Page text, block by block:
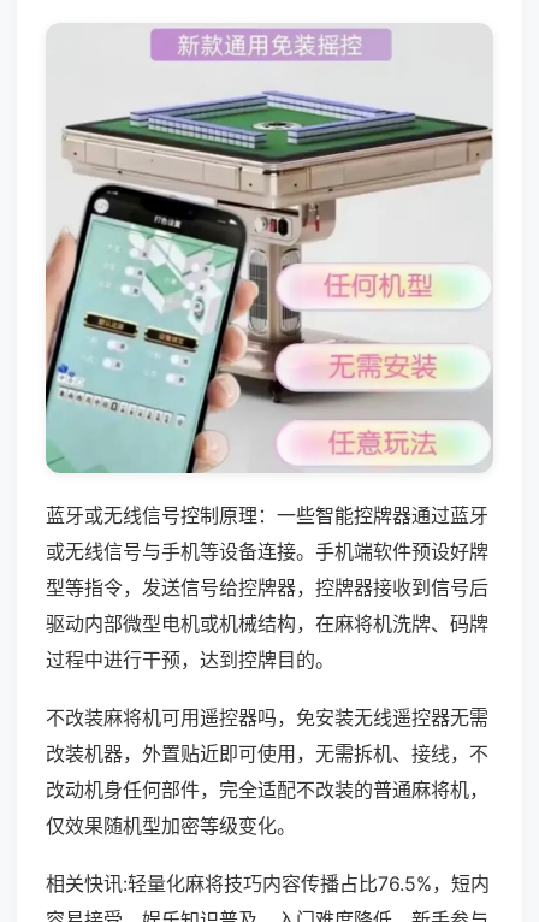
蓝牙或无线信号控制原理：一些智能控牌器通过蓝牙
或无线信号与手机等设备连接。手机端软件预设好牌
型等指令，发送信号给控牌器，控牌器接收到信号后
驱动内部微型电机或机械结构，在麻将机洗牌、码牌
过程中进行干预，达到控牌目的。
不改装麻将机可用遥控器吗，免安装无线遥控器无需
改装机器，外置贴近即可使用，无需拆机、接线，不
改动机身任何部件，完全适配不改装的普通麻将机，
仅效果随机型加密等级变化。
相关快讯:轻量化麻将技巧内容传播占比76.5%，短内